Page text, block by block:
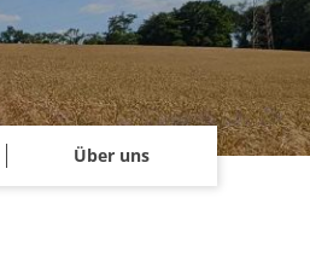
Über uns